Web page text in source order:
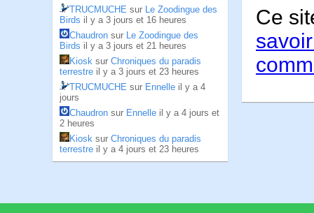
TRUCMUCHE sur Le Zoodingue des
Birds il y a 3 jours et 16 heures
Chaudron sur Le Zoodingue des
Birds il y a 3 jours et 21 heures
Kiosk sur Chroniques du paradis
terrestre il y a 3 jours et 23 heures
TRUCMUCHE sur Ennelle il y a 4
jours
Chaudron sur Ennelle il y a 4 jours et
2 heures
Kiosk sur Chroniques du paradis
terrestre il y a 4 jours et 23 heures
Ce